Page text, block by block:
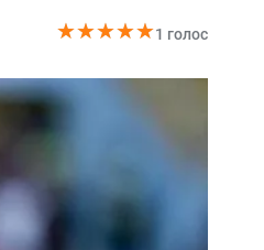
★★★★★
★★★★★1 голос